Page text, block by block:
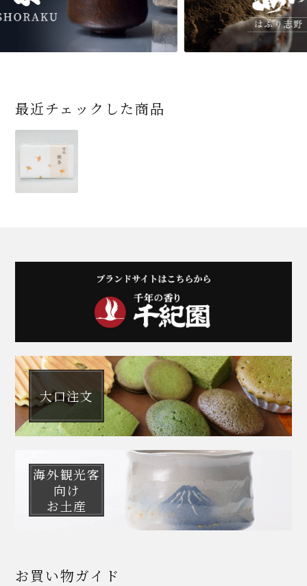
最近チェックした商品
大口注文
海外観光客
向け
お土産
お買い物ガイド